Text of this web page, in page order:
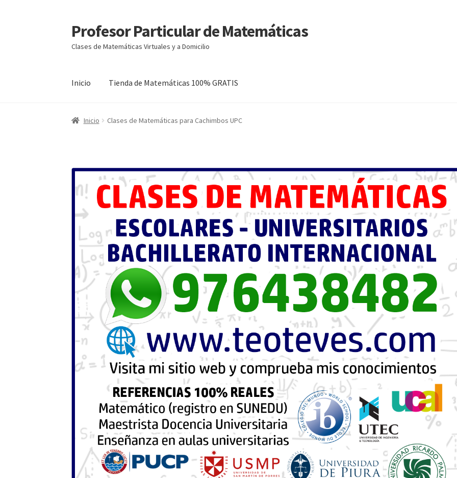
Ir
a
la
Ir
al
contenido
Profesor Particular de Matemáticas
Clases de Matemáticas Virtuales y a Domicilio
Inicio Tienda de Matemáticas 100% GRATIS
Inicio Clases de Matemáticas para Cachimbos UPC